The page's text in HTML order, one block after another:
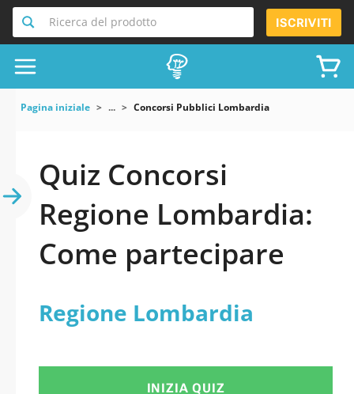
Ricerca del prodotto ISCRIVITI
Pagina iniziale ... Concorsi Pubblici Lombardia
Quiz Concorsi
Regione Lombardia:
Come partecipare
Regione Lombardia
INIZIA QUIZ